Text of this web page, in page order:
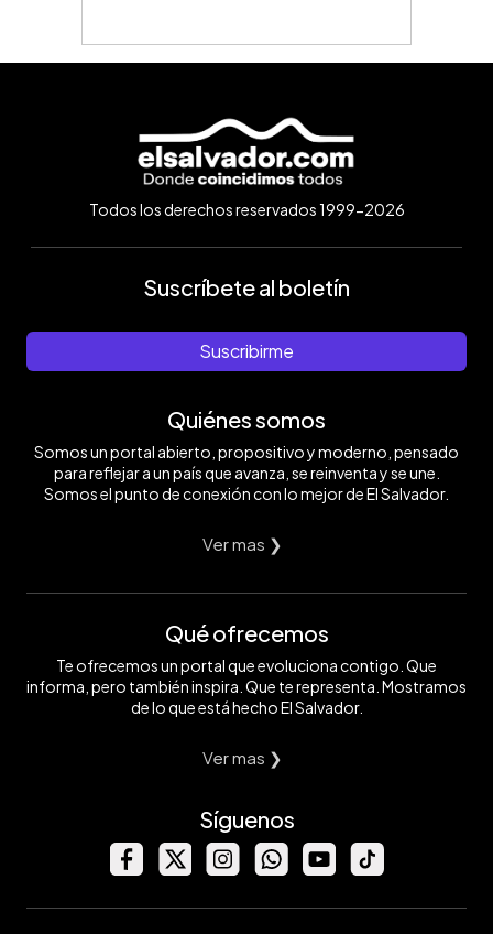
Todos los derechos reservados 1999-2026
Suscríbete al boletín
Suscribirme
Quiénes somos
Somos un portal abierto, propositivo y moderno, pensado
para reflejar a un país que avanza, se reinventa y se une.
Somos el punto de conexión con lo mejor de El Salvador.
Ver mas ❯
Qué ofrecemos
Te ofrecemos un portal que evoluciona contigo. Que
informa, pero también inspira. Que te representa. Mostramos
de lo que está hecho El Salvador.
Ver mas ❯
Síguenos